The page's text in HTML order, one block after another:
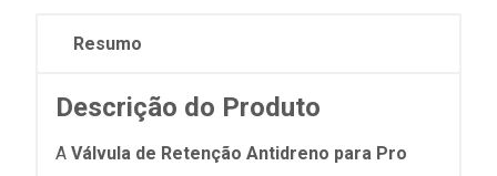
Resumo
Descrição do Produto
A Válvula de Retenção Antidreno para Pro